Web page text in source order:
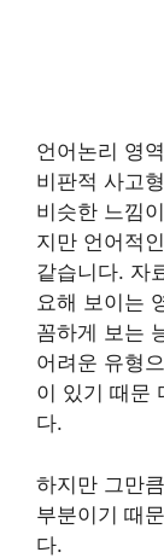
언어논리 영
비판적 사고
비슷한 느낌
지만 언어적
같습니다. 자
요해 보이는
꼼하게 보는
어려운 유형
이 있기 때문
다.
하지만 그만
부분이기 때
다.